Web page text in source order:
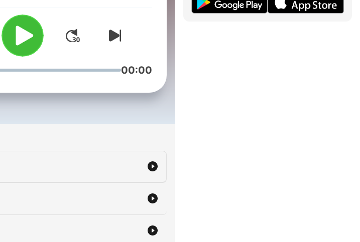
domingo -11h10
00:00